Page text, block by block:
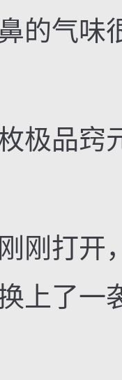
的气味
品窍
打开
上了一